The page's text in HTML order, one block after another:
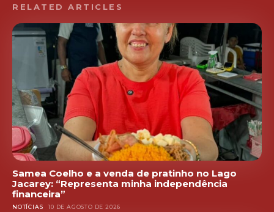
RELATED ARTICLES
Samea Coelho e a venda de pratinho no Lago
Jacarey: “Representa minha independência
financeira”
NOTÍCIAS 10 DE AGOSTO DE 2026